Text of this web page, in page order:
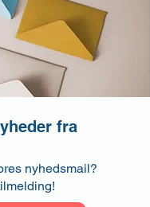
fra
nyhedsmail?